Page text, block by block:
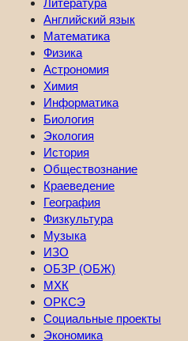
Литература
Английский язык
Математика
Физика
Астрономия
Химия
Информатика
Биология
Экология
История
Обществознание
Краеведение
География
Физкультура
Музыка
ИЗО
ОБЗР (ОБЖ)
МХК
ОРКСЭ
Социальные проекты
Экономика